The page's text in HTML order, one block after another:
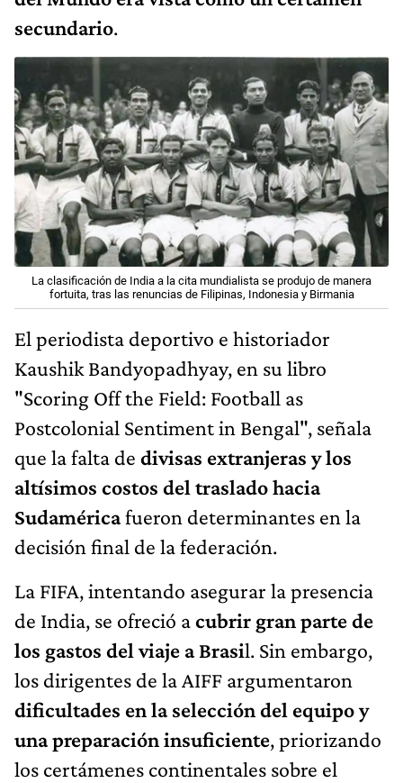
secundario.
La clasificación de India a la cita mundialista se produjo de manera
fortuita, tras las renuncias de Filipinas, Indonesia y Birmania
El periodista deportivo e historiador
Kaushik Bandyopadhyay, en su libro
"Scoring Off the Field: Football as
Postcolonial Sentiment in Bengal", señala
que la falta de divisas extranjeras y los
altísimos costos del traslado hacia
Sudaméricafueron determinantes en la
decisión final de la federación.
La FIFA, intentando asegurar la presencia
de India, se ofreció acubrir gran parte de
los gastos del viaje a Brasil. Sin embargo,
los dirigentes de la AIFF argumentaron
dificultades en la selección del equipo y
una preparación insuficiente, priorizando
los certámenes continentales sobre el